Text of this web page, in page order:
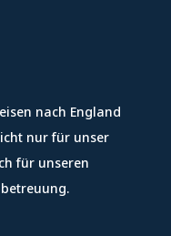
nach England
nur für unser
für unseren